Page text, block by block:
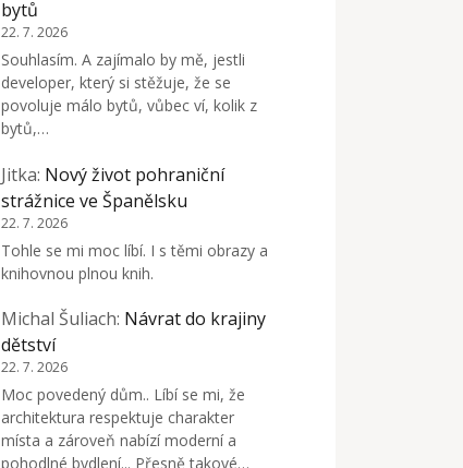
bytů
22. 7. 2026
Souhlasím. A zajímalo by mě, jestli
developer, který si stěžuje, že se
povoluje málo bytů, vůbec ví, kolik z
bytů,…
Jitka: Nový život pohraniční
strážnice ve Španělsku
22. 7. 2026
Tohle se mi moc líbí. I s těmi obrazy a
knihovnou plnou knih.
Michal Šuliach: Návrat do krajiny
dětství
22. 7. 2026
Moc povedený dům.. Líbí se mi, že
architektura respektuje charakter
místa a zároveň nabízí moderní a
pohodlné bydlení... Přesně takové…